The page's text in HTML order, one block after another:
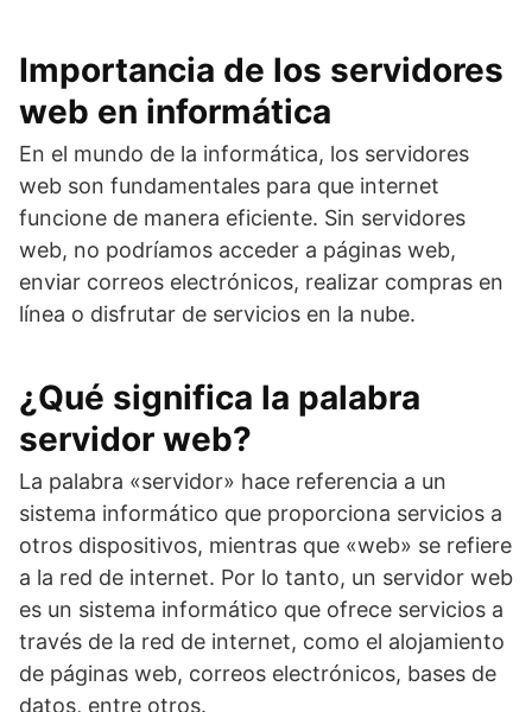
Importancia de los servidores
web en informática
En el mundo de la informática, los servidores
web son fundamentales para que internet
funcione de manera eficiente. Sin servidores
web, no podríamos acceder a páginas web,
enviar correos electrónicos, realizar compras en
línea o disfrutar de servicios en la nube.
¿Qué significa la palabra
servidor web?
La palabra «servidor» hace referencia a un
sistema informático que proporciona servicios a
otros dispositivos, mientras que «web» se refiere
a la red de internet. Por lo tanto, un servidor web
es un sistema informático que ofrece servicios a
través de la red de internet, como el alojamiento
de páginas web, correos electrónicos, bases de
datos, entre otros.